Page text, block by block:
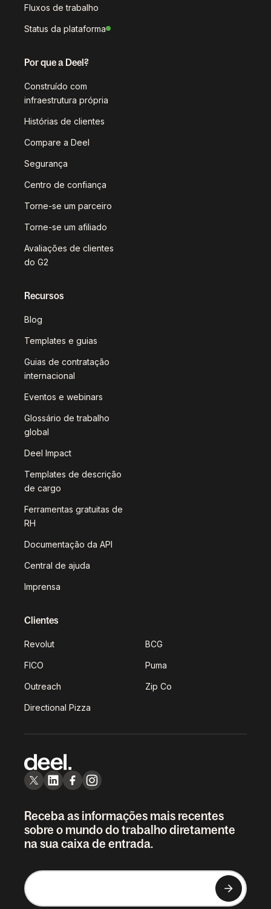
Fluxos de trabalho
Status da plataforma
Por que a Deel?
Construído com
infraestrutura própria
Histórias de clientes
Compare a Deel
Segurança
Centro de confiança
Torne-se um parceiro
Torne-se um afiliado
Avaliações de clientes
do G2
Recursos
Blog
Templates e guias
Guias de contratação
internacional
Eventos e webinars
Glossário de trabalho
global
Deel Impact
Templates de descrição
de cargo
Ferramentas gratuitas de
RH
Documentação da API
Central de ajuda
Imprensa
Clientes
Revolut BCG
FICO Puma
Outreach Zip Co
Directional Pizza
Receba as informações mais recentes
sobre o mundo do trabalho diretamente
na sua caixa de entrada.